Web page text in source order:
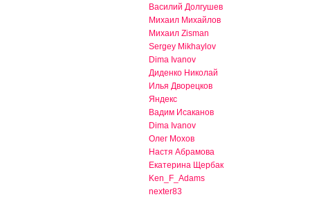
Василий Долгушев
Михаил Михайлов
Михаил Zisman
Sergey Mikhaylov
Dima Ivanov
Диденко Николай
Илья Дворецков
Яндекс
Вадим Исаканов
Dima Ivanov
Олег Мохов
Настя Абрамова
Екатерина Щербак
Ken_F_Adams
nexter83